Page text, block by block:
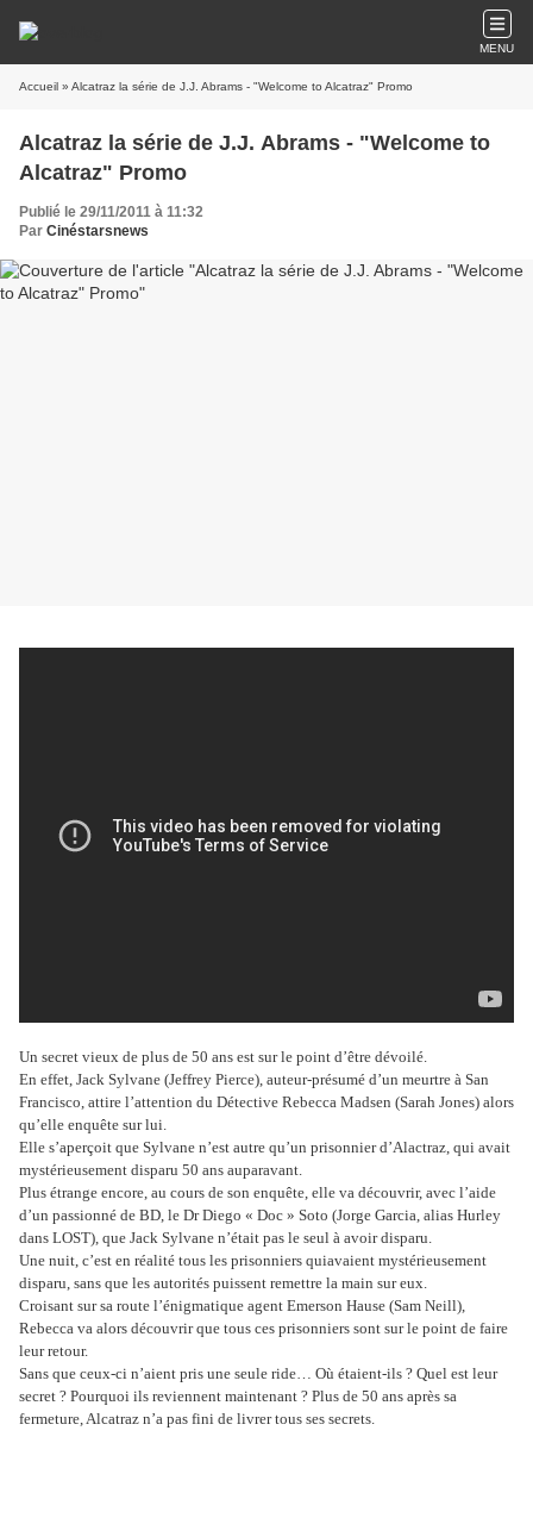
MENU
Accueil » Alcatraz la série de J.J. Abrams - "Welcome to Alcatraz" Promo
Alcatraz la série de J.J. Abrams - "Welcome to
Alcatraz" Promo
Publié le 29/11/2011 à 11:32
Par Cinéstarsnews
Un secret vieux de plus de 50 ans est sur le point d’être dévoilé.
En effet, Jack Sylvane (Jeffrey Pierce), auteur-présumé d’un meurtre à San
Francisco, attire l’attention du Détective Rebecca Madsen (Sarah Jones) alors
qu’elle enquête sur lui.
Elle s’aperçoit que Sylvane n’est autre qu’un prisonnier d’Alactraz, qui avait
mystérieusement disparu 50 ans auparavant.
Plus étrange encore, au cours de son enquête, elle va découvrir, avec l’aide
d’un passionné de BD, le Dr Diego « Doc » Soto (Jorge Garcia, alias Hurley
dans LOST), que Jack Sylvane n’était pas le seul à avoir disparu.
Une nuit, c’est en réalité tous les prisonniers quiavaient mystérieusement
disparu, sans que les autorités puissent remettre la main sur eux.
Croisant sur sa route l’énigmatique agent Emerson Hause (Sam Neill),
Rebecca va alors découvrir que tous ces prisonniers sont sur le point de faire
leur retour.
Sans que ceux-ci n’aient pris une seule ride… Où étaient-ils ? Quel est leur
secret ? Pourquoi ils reviennent maintenant ? Plus de 50 ans après sa
fermeture, Alcatraz n’a pas fini de livrer tous ses secrets.